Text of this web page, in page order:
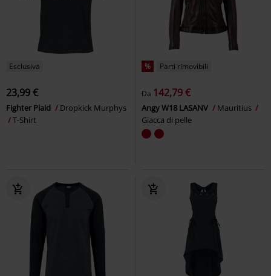
Esclusiva
23,99 €
Fighter Plaid
Dropkick Murphys
T-Shirt
% Parti rimovibili
Da 142,79 €
Angy W18 LASANV
Mauritius
Giacca di pelle